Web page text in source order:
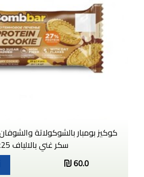
سكر غني بالالياف 25غم
60.0